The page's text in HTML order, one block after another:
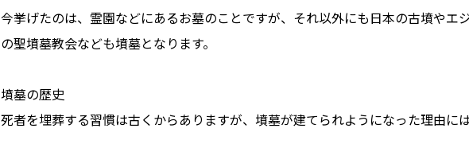
今挙げたのは、霊園などにあるお墓のことですが、それ以外にも日本の古墳やエ
の聖墳墓教会なども墳墓となります。
墳墓の歴史
死者を埋葬する習慣は古くからありますが、墳墓が建てられようになった理由に